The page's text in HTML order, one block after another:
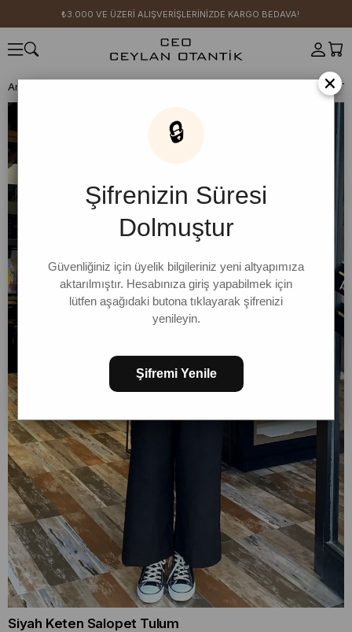
₺3.000 VE ÜZERİ ALIŞVERİŞLERİNİZDE KARGO BEDAVA!
Anasayfa Salopet &
Siyah Keten Salopet Tulum
×
🔒
Şifrenizin Süresi
Dolmuştur
Güvenliğiniz için üyelik bilgileriniz yeni altyapımıza
aktarılmıştır. Hesabınıza giriş yapabilmek için
lütfen aşağıdaki butona tıklayarak şifrenizi
yenileyin.
Şifremi Yenile